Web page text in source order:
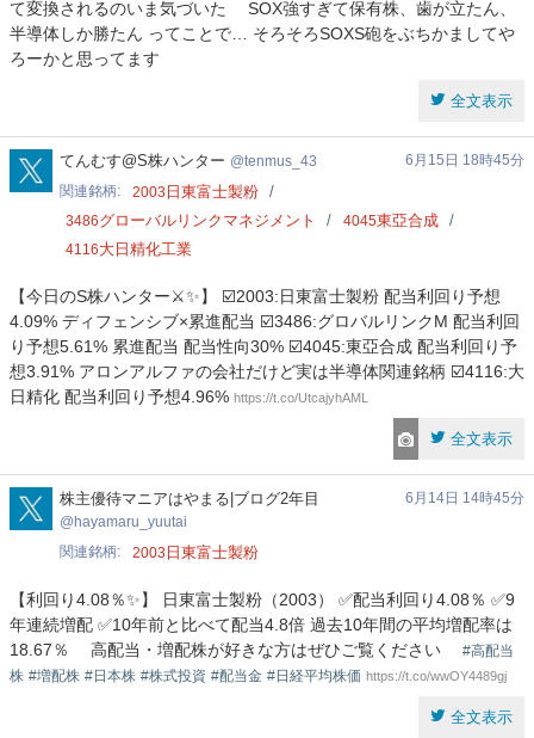
て変換されるのいま気づいた SOX強すぎて保有株、歯が立たん、
半導体しか勝たん ってことで… そろそろSOXS砲をぶちかましてや
ろーかと思ってます
全文表示
tenmus_43
てんむす@S株ハンター tenmus_43
6月15日 18時45分
関連銘柄
2003 日東富士製粉
3486グローバルリンクマネジメント 4045東亞合成
4116大日精化工業
【今日のS株ハンター⚔️✨】 ☑️2003:日東富士製粉 配当利回り予想
4.09% ディフェンシブ×累進配当 ☑️3486:グロバルリンクM 配当利回
り予想5.61% 累進配当 配当性向30% ☑️4045:東亞合成 配当利回り予
想3.91% アロンアルファの会社だけど実は半導体関連銘柄 ☑️4116:大
日精化 配当利回り予想4.96% https://t.co/UtcajyhAML
全文表示
hayamaru_yuutai
株主優待マニアはやまる|ブログ2年目
hayamaru_yuutai
6月14日 14時45分
関連銘柄 2003 日東富士製粉
【利回り4.08％✨】 日東富士製粉（2003） ✅配当利回り4.08％ ✅9
年連続増配 ✅10年前と比べて配当4.8倍 過去10年間の平均増配率は
18.67％ 高配当・増配株が好きな方はぜひご覧ください #高配当
株 #増配株 #日本株 #株式投資 #配当金 #日経平均株価 https://t.co/wwOY4489gj
全文表示